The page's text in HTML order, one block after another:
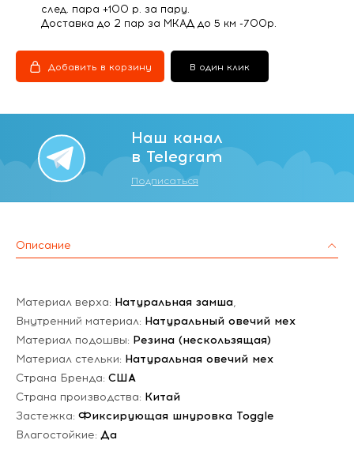
след. пара +100 р. за пару.
Доставка до 2 пар за МКАД до 5 км -700р.
Добавить в корзину В один клик
Наш канал
в Telegram
Подписаться
Описание
Материал верха: Натуральная замша,
Внутренний материал: Натуральный овечий мех
Материал подошвы: Резина (нескользящая)
Материал стельки: Натуральная овечий мех
Страна Бренда: США
Страна производства: Китай
Застежка: Фиксирующая шнуровка Toggle
Влагостойкие: Да